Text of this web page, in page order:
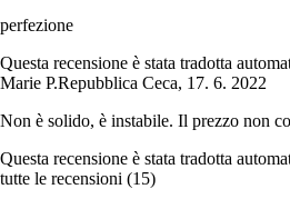
perfezione
Questa recensione è stata tradotta
Marie P.Repubblica Ceca, 17. 6. 2022
Non è solido, è instabile. Il prezzo non
Questa recensione è stata tradotta
tutte le recensioni (15)